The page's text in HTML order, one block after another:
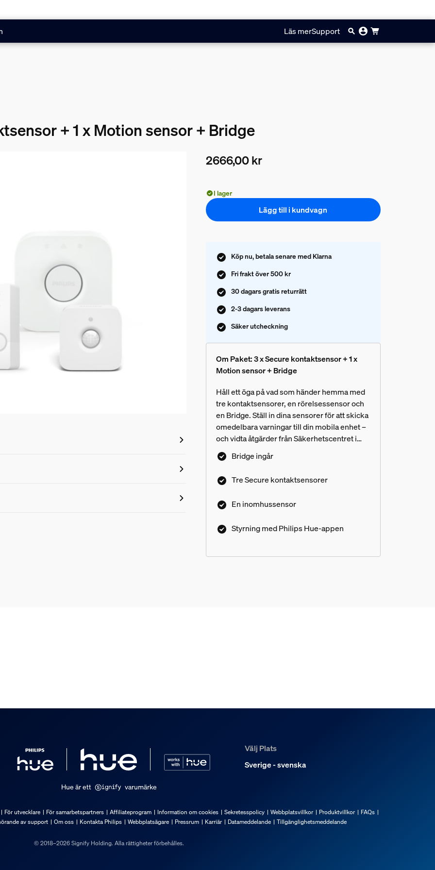
Läs merSupport
+ 1 x Motion sensor + Bridge
2666,00 kr
I lager
Lägg till i kundvagn
Köp nu, betala senare med Klarna
Fri frakt över 500 kr
30 dagars gratis returrätt
2-3 dagars leverans
Säker utcheckning
Om Paket: 3 x Secure kontaktsensor + 1 x
Motion sensor + Bridge
Håll ett öga på vad som händer hemma med
tre kontaktsensorer, en rörelsessensor och
en Bridge. Ställ in dina sensorer för att skicka
omedelbara varningar till din mobila enhet –
och vidta åtgärder från Säkerhetscentret i
Philips Hue-appen.
Bridge ingår
Tre Secure kontaktsensorer
En inomhussensor
Styrning med Philips Hue-appen
Välj Plats
Sverige - svenska
Hue är ett varumärke
För utvecklare För samarbetspartners Affiliateprogram Information om cookies Sekretesspolicy Webbplatsvillkor Produktvillkor
FAQs
av support Om oss Kontakta Philips Webbplatsägare Pressrum Karriär Datameddelande Tillgänglighetsmeddelande
© 2018–2026 Signify Holding. Alla rättigheter förbehålles.